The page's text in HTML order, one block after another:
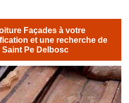
Façades à votre
et une recherche de
Pe Delbosc